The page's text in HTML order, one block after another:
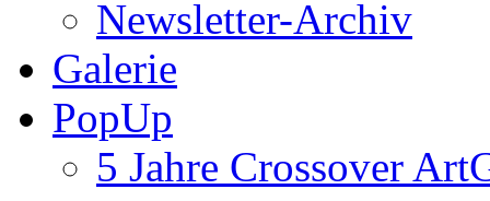
Newsletter-Archiv
Galerie
PopUp
5 Jahre Crossover